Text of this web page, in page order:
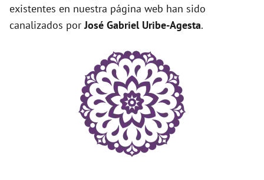
existentes en nuestra página web han sido
canalizados porJosé Gabriel Uribe-Agesta.